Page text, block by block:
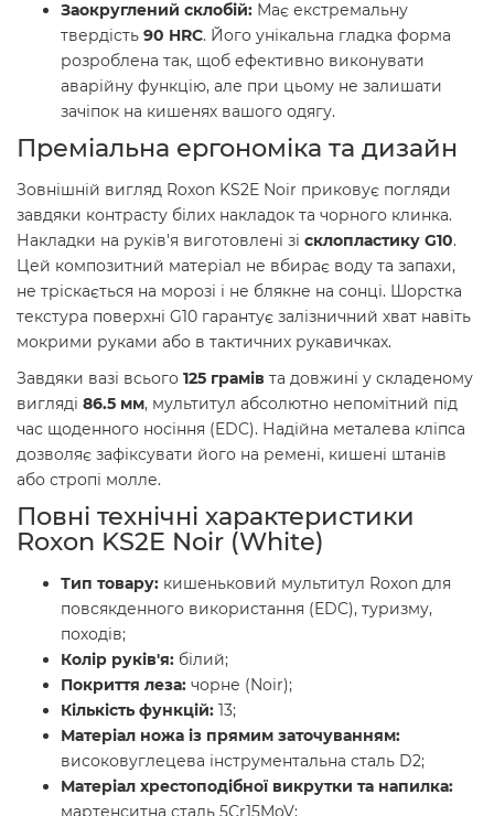
Заокруглений склобій: Має екстремальну
твердість 90 HRC. Його унікальна гладка форма
розроблена так, щоб ефективно виконувати
аварійну функцію, але при цьому не залишати
зачіпок на кишенях вашого одягу.
Преміальна ергономіка та дизайн
Зовнішній вигляд Roxon KS2E Noir приковує погляди
завдяки контрасту білих накладок та чорного клинка.
Накладки на руків'я виготовлені зі склопластику G10.
Цей композитний матеріал не вбирає воду та запахи,
не тріскається на морозі і не блякне на сонці. Шорстка
текстура поверхні G10 гарантує залізничний хват навіть
мокрими руками або в тактичних рукавичках.
Завдяки вазі всього 125 грамів та довжині у складеному
вигляді 86.5 мм, мультитул абсолютно непомітний під
час щоденного носіння (EDC). Надійна металева кліпса
дозволяє зафіксувати його на ремені, кишені штанів
або стропі молле.
Повні технічні характеристики
Roxon KS2E Noir (White)
Тип товару: кишеньковий мультитул Roxon для
повсякденного використання (EDC), туризму,
походів;
Колір руків'я: білий;
Покриття леза: чорне (Noir);
Кількість функцій: 13;
Матеріал ножа із прямим заточуванням:
високовуглецева інструментальна сталь D2;
Матеріал хрестоподібної викрутки та напилка:
мартенситна сталь 5Cr15MoV;